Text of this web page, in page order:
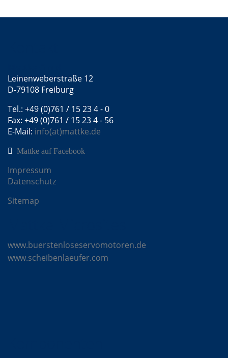
Leinenweberstraße 12
D-79108 Freiburg
Tel.: +49 (0)761 / 15 23 4 - 0
Fax: +49 (0)761 / 15 23 4 - 56
E-Mail: info(at)mattke.de
Mattke auf Facebook
Impressum
Datenschutz
Sitemap
www.buerstenloseservomotoren.de
www.scheibenlaeufer.com